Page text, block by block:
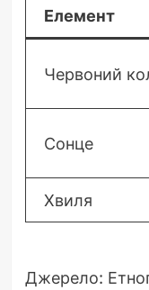
Елемент
Червоний
Сонце
Хвиля
Джерело: